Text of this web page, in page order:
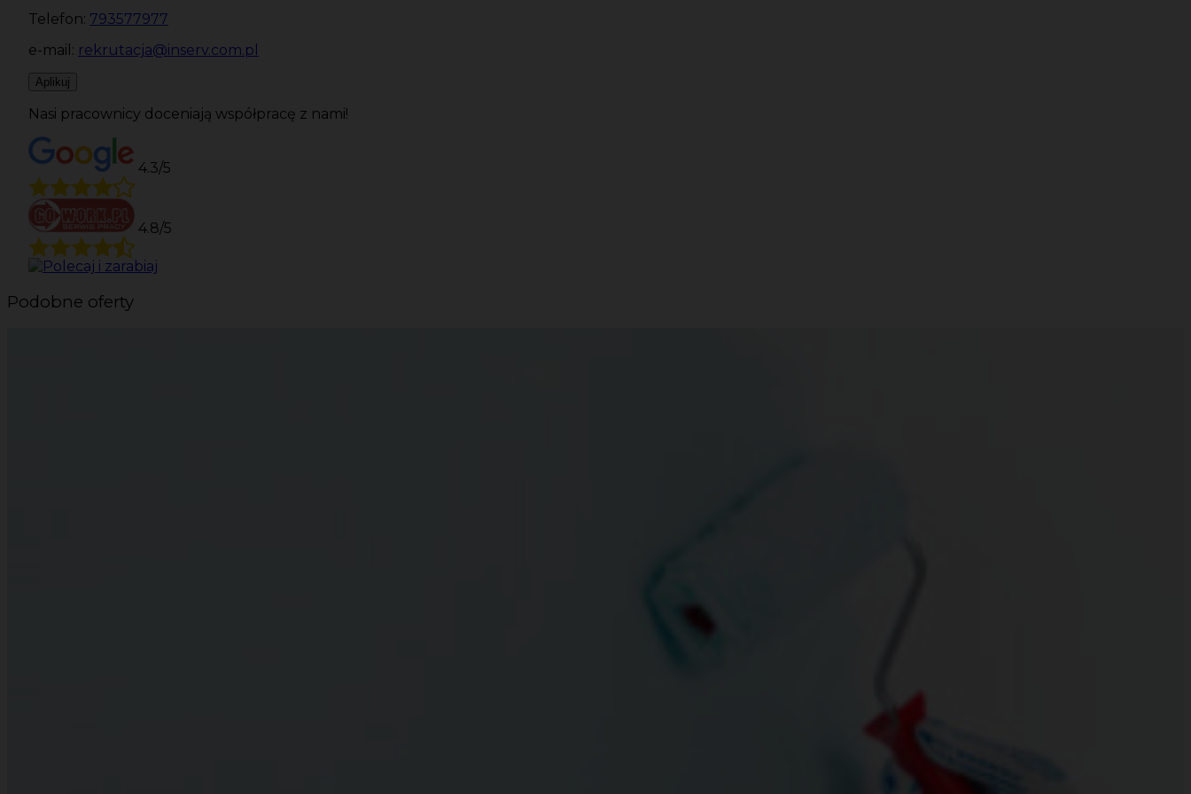
Telefon: 793577977
e-mail: rekrutacja@inserv.com.pl
Aplikuj
Nasi pracownicy doceniają współpracę z nami!
4.3/5
4.8/5
Podobne oferty